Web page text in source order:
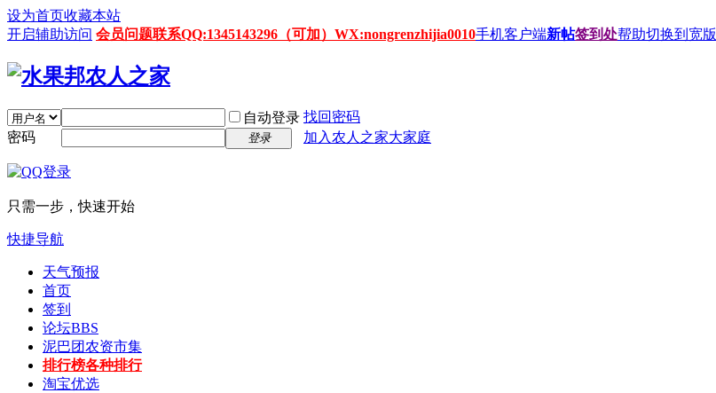
设为首页收藏本站
开启辅助访问 会员问题联系QQ:1345143296（可加）WX:nongrenzhijia0010手机客户端新帖签到处帮助切换到宽版
自动登录 找回密码
密码
登录 加入农人之家大家庭
只需一步，快速开始
快捷导航
天气预报
首页
签到
论坛BBS
泥巴团农资市集
排行榜各种排行
淘宝优选